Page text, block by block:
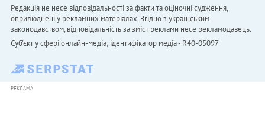
Редакція не несе відповідальності за факти та оціночні судження,
оприлюднені у рекламних матеріалах. Згідно з українським
законодавством, відповідальність за зміст реклами несе рекламодавець.
Cуб'єкт у сфері онлайн-медіа; ідентифікатор медіа - R40-05097
РЕКЛАМА